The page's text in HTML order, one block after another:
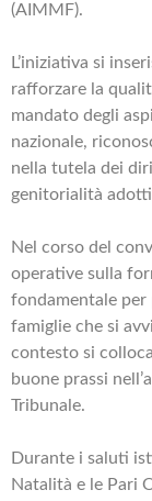
(AIMMF).
L’iniziativa si
rafforzare la
mandato degli
nazionale,
nella tutela dei
genitorialità
Nel corso del
operative sulla
fondamentale per
famiglie che si
contesto si
buone prassi
Tribunale.
Durante i saluti
Natalità e le Pari